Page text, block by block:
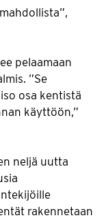
pelaamaan
”Se
osa kentistä
käyttöön,”
neljä uutta
rakennetaan